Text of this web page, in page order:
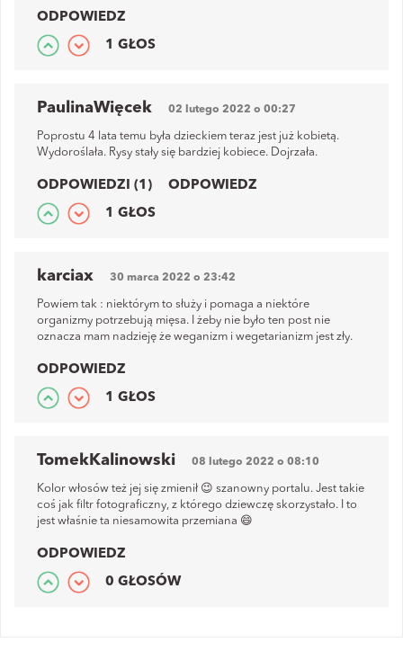
ODPOWIEDZ
1 GŁOS
PaulinaWięcek 02 lutego 2022 o 00:27
Poprostu 4 lata temu była dzieckiem teraz jest już kobietą.
Wydoroślała. Rysy stały się bardziej kobiece. Dojrzała.
ODPOWIEDZI (1) ODPOWIEDZ
1 GŁOS
karciax 30 marca 2022 o 23:42
Powiem tak : niektórym to służy i pomaga a niektóre
organizmy potrzebują mięsa. I żeby nie było ten post nie
oznacza mam nadzieję że weganizm i wegetarianizm jest zły.
ODPOWIEDZ
1 GŁOS
TomekKalinowski 08 lutego 2022 o 08:10
Kolor włosów też jej się zmienił 😉 szanowny portalu. Jest takie
coś jak filtr fotograficzny, z którego dziewczę skorzystało. I to
jest właśnie ta niesamowita przemiana 😄
ODPOWIEDZ
0 GŁOSÓW